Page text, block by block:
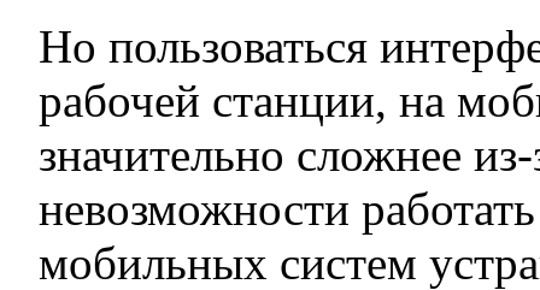
Но пользоваться
рабочей станции, на
значительно сложнее
невозможности
мобильных систем